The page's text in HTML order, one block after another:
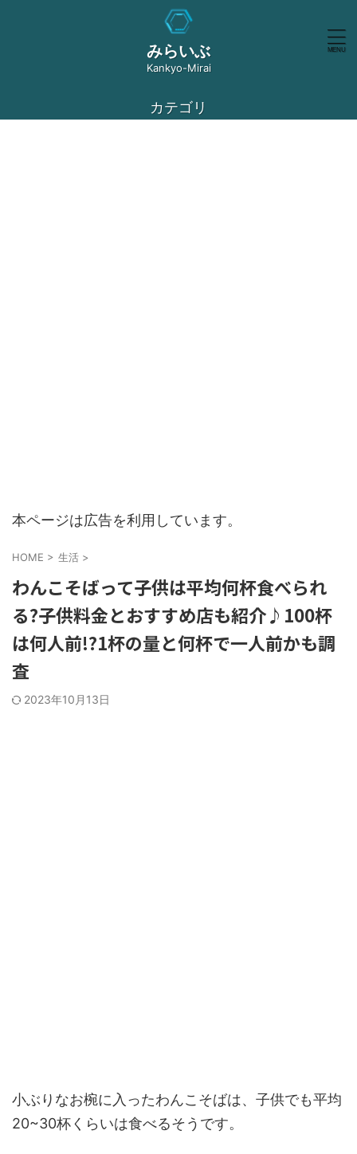
みらいぶ
Kankyo-Mirai
カテゴリ
本ページは広告を利用しています。
HOME > 生活 >
わんこそばって子供は平均何杯食べられ
る?子供料金とおすすめ店も紹介♪100杯
は何人前!?1杯の量と何杯で一人前かも調
査
2023年10月13日
小ぶりなお椀に入ったわんこそばは、子供でも平均
20~30杯くらいは食べるそうです。